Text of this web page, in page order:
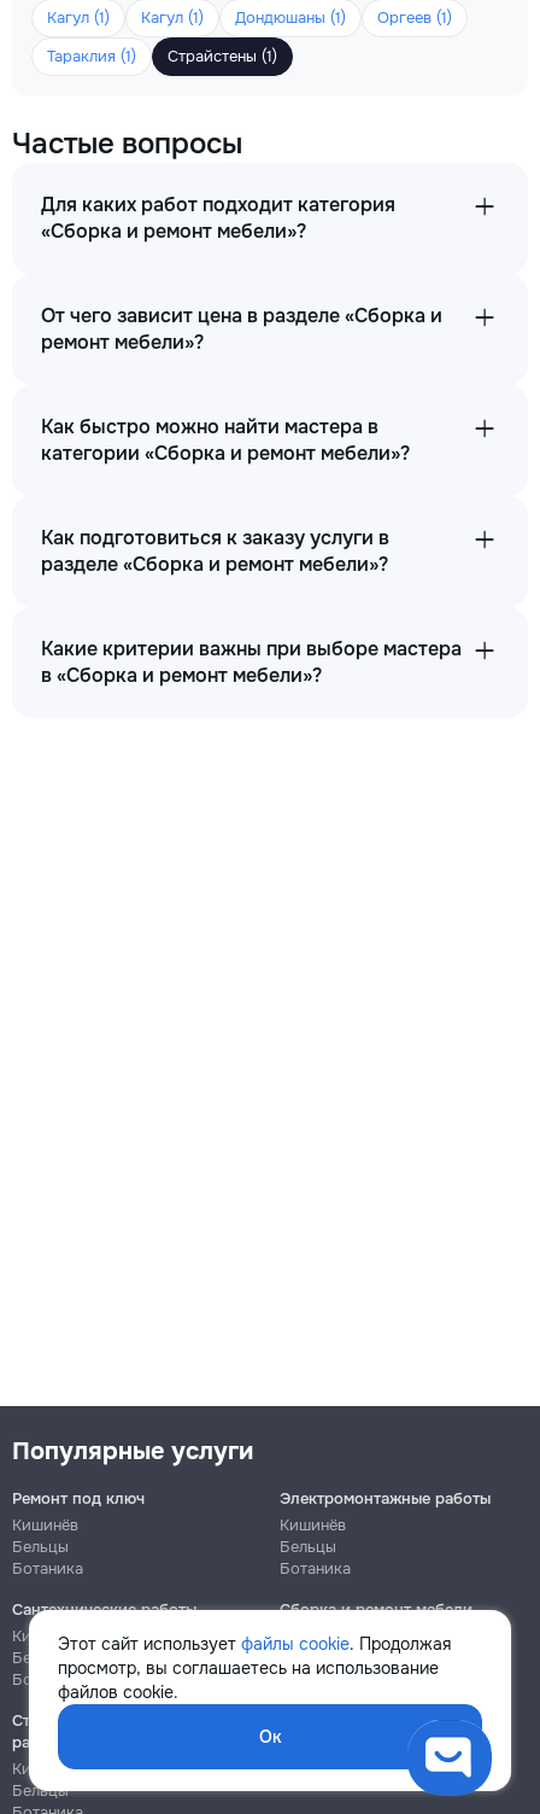
Кагул (1)
Кагул (1) Дондюшаны (1)
Оргеев (1)
Тараклия (1)
Страйстены (1)
Частые вопросы
Для каких работ подходит категория
«Сборка и ремонт мебели»?
От чего зависит цена в разделе «Сборка и
ремонт мебели»?
Как быстро можно найти мастера в
категории «Сборка и ремонт мебели»?
Как подготовиться к заказу услуги в
разделе «Сборка и ремонт мебели»?
Какие критерии важны при выборе мастера
в «Сборка и ремонт мебели»?
Этот сайт использует файлы cookie. Продолжая
просмотр, вы соглашаетесь на использование
файлов cookie.
Ок
Популярные услуги
Ремонт под ключ
Кишинёв
Бельцы
Ботаника
Электромонтажные работы
Кишинёв
Бельцы
Ботаника
Сантехнические работы
Кишинёв
Бельцы
Ботаника
Сборка и ремонт мебели
Кишинёв
Ботаника
Строительно-монтажные
работы
Кишинёв
Бельцы